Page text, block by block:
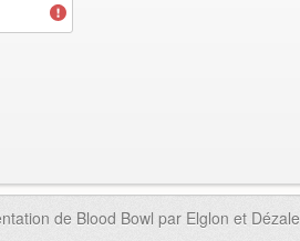
de Blood Bowl par Elglon et Dézale